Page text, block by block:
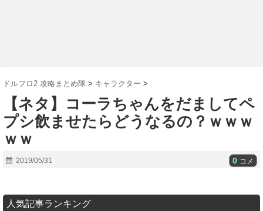
ドルフロ2 攻略まとめ隊 > キャラクター >
【ネタ】コーラちゃんをだましてペ
プシ飲ませたらどうなるの？ｗｗｗ
ｗｗ
2019/05/31 0 コメ
人気記事ランキング